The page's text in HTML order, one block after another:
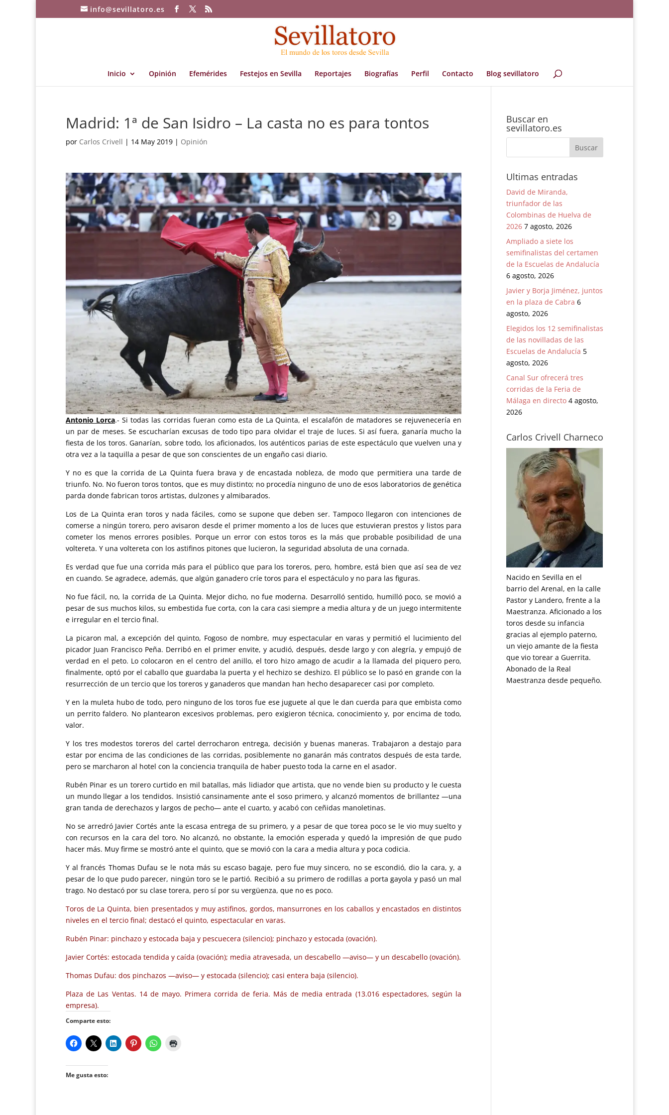
info@sevillatoro.es
Inicio Opinión Efemérides Festejos en Sevilla Reportajes Biografías Perfil Contacto Blog sevillatoro
Madrid: 1ª de San Isidro – La casta no es para tontos
por Carlos Crivell | 14 May 2019 | Opinión
Antonio Lorca.- Si todas las corridas fueran como esta de La Quinta, el escalafón de matadores se rejuvenecería en
un par de meses. Se escucharían excusas de todo tipo para olvidar el traje de luces. Si así fuera, ganaría mucho la
fiesta de los toros. Ganarían, sobre todo, los aficionados, los auténticos parias de este espectáculo que vuelven una y
otra vez a la taquilla a pesar de que son conscientes de un engaño casi diario.
Y no es que la corrida de La Quinta fuera brava y de encastada nobleza, de modo que permitiera una tarde de
triunfo. No. No fueron toros tontos, que es muy distinto; no procedía ninguno de uno de esos laboratorios de genética
parda donde fabrican toros artistas, dulzones y almibarados.
Los de La Quinta eran toros y nada fáciles, como se supone que deben ser. Tampoco llegaron con intenciones de
comerse a ningún torero, pero avisaron desde el primer momento a los de luces que estuvieran prestos y listos para
cometer los menos errores posibles. Porque un error con estos toros es la más que probable posibilidad de una
voltereta. Y una voltereta con los astifinos pitones que lucieron, la seguridad absoluta de una cornada.
Es verdad que fue una corrida más para el público que para los toreros, pero, hombre, está bien que así sea de vez
en cuando. Se agradece, además, que algún ganadero críe toros para el espectáculo y no para las figuras.
No fue fácil, no, la corrida de La Quinta. Mejor dicho, no fue moderna. Desarrolló sentido, humilló poco, se movió a
pesar de sus muchos kilos, su embestida fue corta, con la cara casi siempre a media altura y de un juego intermitente
e irregular en el tercio final.
La picaron mal, a excepción del quinto, Fogoso de nombre, muy espectacular en varas y permitió el lucimiento del
picador Juan Francisco Peña. Derribó en el primer envite, y acudió, después, desde largo y con alegría, y empujó de
verdad en el peto. Lo colocaron en el centro del anillo, el toro hizo amago de acudir a la llamada del piquero pero,
finalmente, optó por el caballo que guardaba la puerta y el hechizo se deshizo. El público se lo pasó en grande con la
resurrección de un tercio que los toreros y ganaderos que mandan han hecho desaparecer casi por completo.
Y en la muleta hubo de todo, pero ninguno de los toros fue ese juguete al que le dan cuerda para que embista como
un perrito faldero. No plantearon excesivos problemas, pero exigieron técnica, conocimiento y, por encima de todo,
valor.
Y los tres modestos toreros del cartel derrocharon entrega, decisión y buenas maneras. Trabajaron a destajo para
estar por encima de las condiciones de las corridas, posiblemente no ganarán más contratos después de esta tarde,
pero se marcharon al hotel con la conciencia tranquila de haber puesto toda la carne en el asador.
Rubén Pinar es un torero curtido en mil batallas, más lidiador que artista, que no vende bien su producto y le cuesta
un mundo llegar a los tendidos. Insistió cansinamente ante el soso primero, y alcanzó momentos de brillantez —una
gran tanda de derechazos y largos de pecho— ante el cuarto, y acabó con ceñidas manoletinas.
No se arredró Javier Cortés ante la escasa entrega de su primero, y a pesar de que torea poco se le vio muy suelto y
con recursos en la cara del toro. No alcanzó, no obstante, la emoción esperada y quedó la impresión de que pudo
hacer más. Muy firme se mostró ante el quinto, que se movió con la cara a media altura y poca codicia.
Y al francés Thomas Dufau se le nota más su escaso bagaje, pero fue muy sincero, no se escondió, dio la cara, y, a
pesar de lo que pudo parecer, ningún toro se le partió. Recibió a su primero de rodillas a porta gayola y pasó un mal
trago. No destacó por su clase torera, pero sí por su vergüenza, que no es poco.
Toros de La Quinta, bien presentados y muy astifinos, gordos, mansurrones en los caballos y encastados en distintos
niveles en el tercio final; destacó el quinto, espectacular en varas.
Rubén Pinar: pinchazo y estocada baja y pescuecera (silencio); pinchazo y estocada (ovación).
Javier Cortés: estocada tendida y caída (ovación); media atravesada, un descabello —aviso— y un descabello (ovación).
Thomas Dufau: dos pinchazos —aviso— y estocada (silencio); casi entera baja (silencio).
Plaza de Las Ventas. 14 de mayo. Primera corrida de feria. Más de media entrada (13.016 espectadores, según la
empresa).
Comparte esto:
Me gusta esto:
Buscar en
sevillatoro.es
Ultimas entradas
David de Miranda,
triunfador de las
Colombinas de Huelva de
2026 7 agosto, 2026
Ampliado a siete los
semifinalistas del certamen
de la Escuelas de Andalucía
6 agosto, 2026
Javier y Borja Jiménez, juntos
en la plaza de Cabra 6
agosto, 2026
Elegidos los 12 semifinalistas
de las novilladas de las
Escuelas de Andalucía 5
agosto, 2026
Canal Sur ofrecerá tres
corridas de la Feria de
Málaga en directo 4 agosto,
2026
Carlos Crivell Charneco
Nacido en Sevilla en el
barrio del Arenal, en la calle
Pastor y Landero, frente a la
Maestranza. Aficionado a los
toros desde su infancia
gracias al ejemplo paterno,
un viejo amante de la fiesta
que vio torear a Guerrita.
Abonado de la Real
Maestranza desde pequeño.